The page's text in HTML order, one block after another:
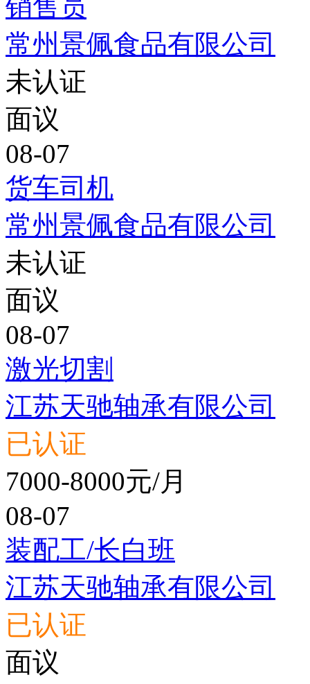
销售员
常州景佩食品有限公司
未认证
面议
08-07
货车司机
常州景佩食品有限公司
未认证
面议
08-07
激光切割
江苏天驰轴承有限公司
已认证
7000-8000元/月
08-07
装配工/长白班
江苏天驰轴承有限公司
已认证
面议